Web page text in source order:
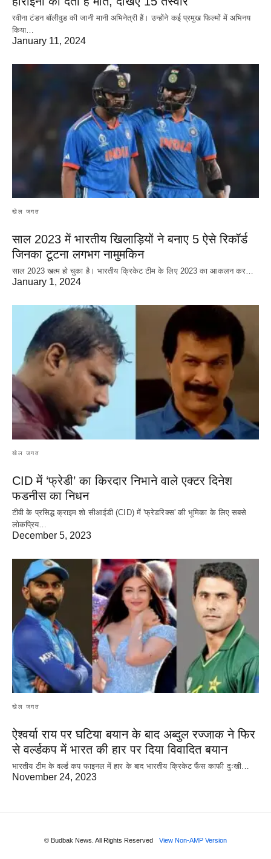
रवीना टंडन बॉलीवुड की जानी मानी अभिनेत्री हैं। उन्होंने कई प्रमुख फिल्मों में अभिनय
किया…
January 11, 2024
खेल जगत
साल 2023 में भारतीय खिलाड़ियों ने बनाए 5 ऐसे रिकॉर्ड
जिनका टूटना लगभग नामुमकिन
साल 2023 खत्म हो चुका है। भारतीय क्रिकेट‌ टीम के लिए 2023 का आकलन कर…
January 1, 2024
खेल जगत
CID में ‘फ्रेडी’ का किरदार निभाने वाले एक्टर दिनेश
फडनीस का निधन
टीवी के प्रसिद्ध क्राइम शो सीआईडी (CID) में 'फ्रेडरिक्स' की भूमिका के लिए सबसे
लोकप्रिय…
December 5, 2023
खेल जगत
ऐश्वर्या राय पर‌ घटिया बयान के बाद अब्दुल रज्जाक ने फिर
से वर्ल्डकप में भारत की हार पर दिया विवादित बयान
भारतीय टीम के वर्ल्ड कप फाइनल में हार के‌ बाद भारतीय क्रिकेट फैंस काफी दुःखी…
November 24, 2023
© Budbak News. All Rights Reserved View Non-AMP Version